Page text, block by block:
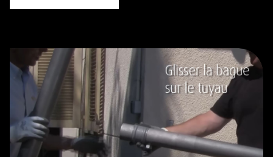
Evacuations Eaux Pluviales - 9/9 - Bague autobloquante